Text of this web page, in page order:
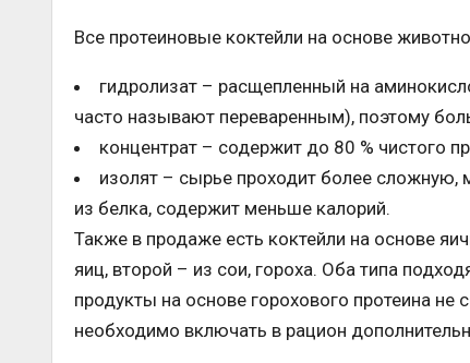
Все протеиновые коктейли на основе
гидролизат – расщепленный на
часто называют переваренным), поэтому
концентрат – содержит до 80 % чистого
изолят – сырье проходит более сложную,
из белка, содержит меньше калорий.
Также в продаже есть коктейли на основе
яиц, второй – из сои, гороха. Оба типа
продукты на основе горохового протеина
необходимо включать в рацион